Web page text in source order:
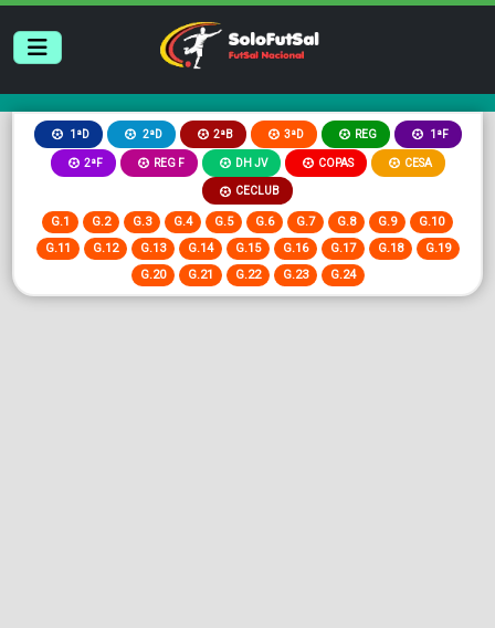
1ªD 2ªD 2ªB 3ªD REG 1ªF
2ªF REG F DH JV COPAS CESA
CECLUB
G.1 G.2 G.3 G.4 G.5 G.6 G.7 G.8 G.9
G.10
G.11
G.12 G.13 G.14 G.15 G.16 G.17 G.18
G.19
G.20
G.21 G.22 G.23 G.24